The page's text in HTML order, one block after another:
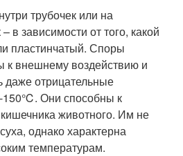
трубочек или на
в зависимости от того, какой
пластинчатый. Споры
к внешнему воздействию и
отрицательные
Они способны к
животного. Им не
однако характерна
температурам.